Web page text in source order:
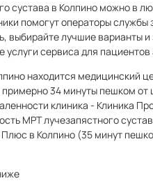
сустава в Колпино можно в
помогут операторы
выбирайте лучшие варианты
услуги сервиса для
находится медицинский
34 минуты пешком
клиника - Клиника
МРТ лучезапястного
в Колпино (35 минут